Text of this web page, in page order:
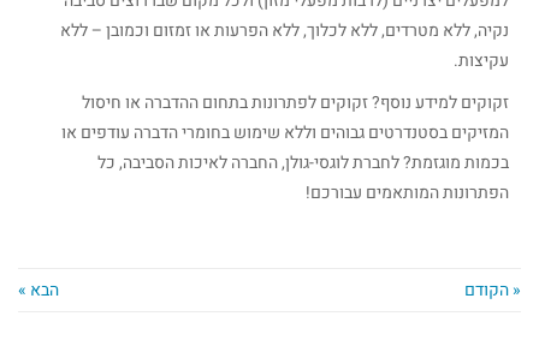
נקיה, ללא מטרדים, ללא לכלוך, ללא הפרעות או זמזום וכמובן – ללא
עקיצות.
זקוקים למידע נוסף? זקוקים לפתרונות בתחום ההדברה או חיסול
המזיקים בסטנדרטים גבוהים וללא שימוש בחומרי הדברה עודפים או
בכמות מוגזמת? לחברת לוגסי-גולן, החברה לאיכות הסביבה, כל
הפתרונות המותאמים עבורכם!
« הקודם הבא »